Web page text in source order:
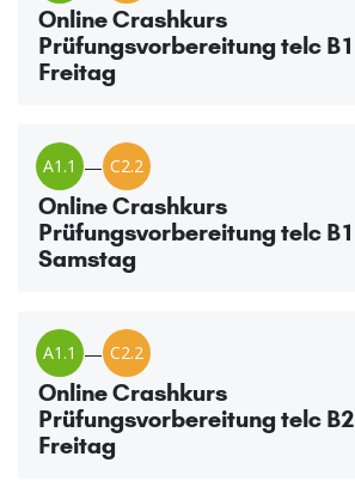
Online Crashkurs
Prüfungsvorbereitung telc B1
Freitag
A1.1 — C2.2
Online Crashkurs
Prüfungsvorbereitung telc B1
Samstag
A1.1 — C2.2
Online Crashkurs
Prüfungsvorbereitung telc B2
Freitag